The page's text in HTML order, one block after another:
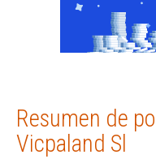
Resumen de
Vicpaland Sl